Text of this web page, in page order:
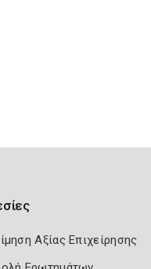
Αξίας Επιχείρησης